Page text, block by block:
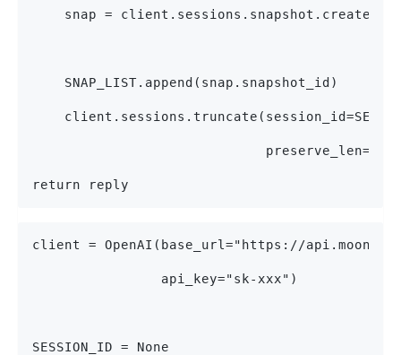
snap =
    SNAP_LIST.append(snap.snapshot_id)
return reply
client = OpenAI(base_url="https://
                api_key="sk-xxx")
SESSION_ID = None